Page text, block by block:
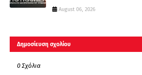
August 06, 2026
Δημοσίευση σχολίου
0 Σχόλια